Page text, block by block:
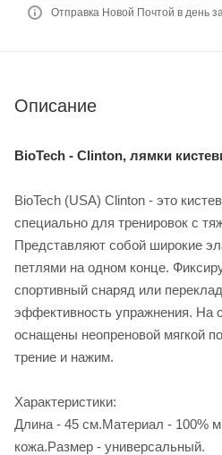
Отправка Новой Почтой в день
Описание
BioTech - Clinton, лямки
BioTech (USA) Clinton - это
специально для тренировок с
Представляют собой широкие
петлями на одном конце.
спортивный снаряд или
эффективность упражнения. На
оснащены неопреновой мягкой
трение и нажим.
Характеристики:
Длина - 45 см.Материал - 100%
кожа.Размер - универсальный.